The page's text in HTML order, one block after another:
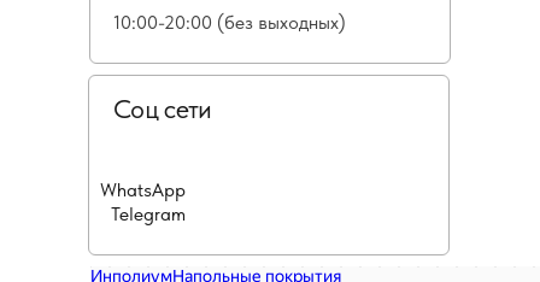
10:00-20:00 (без выходных)
Соц сети
WhatsApp
Telegram